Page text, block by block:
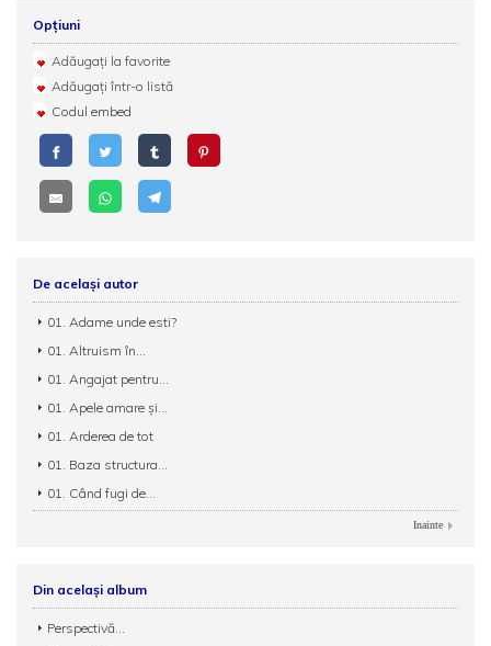
Opțiuni
Adăugați la favorite
Adăugați într-o listă
Codul embed
De același autor
01. Adame unde esti?
01. Altruism în...
01. Angajat pentru...
01. Apele amare şi...
01. Arderea de tot
01. Baza structura...
01. Când fugi de...
Inainte
Din același album
Perspectivă...